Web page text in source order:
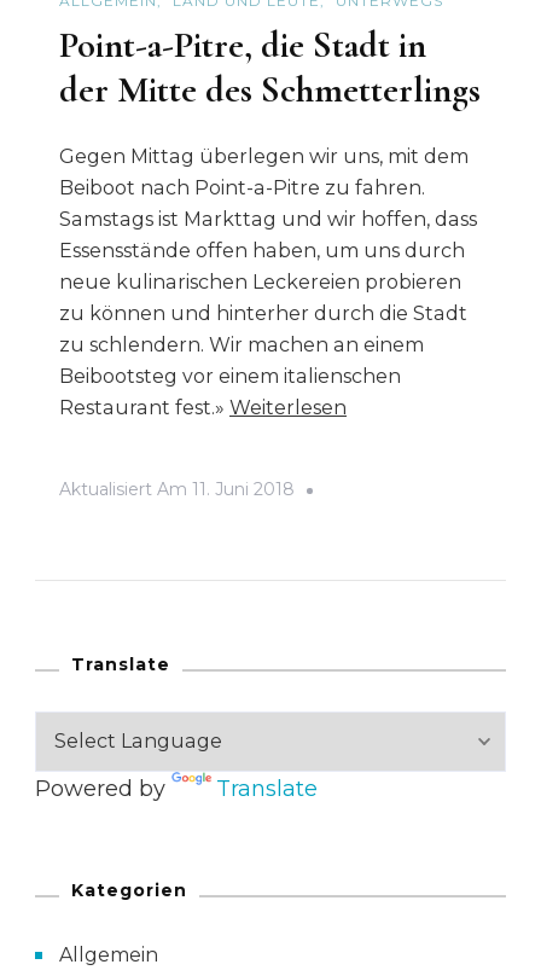
Point-a-Pitre, die Stadt in
der Mitte des Schmetterlings
Gegen Mittag überlegen wir uns, mit dem
Beiboot nach Point-a-Pitre zu fahren.
Samstags ist Markttag und wir hoffen, dass
Essensstände offen haben, um uns durch
neue kulinarischen Leckereien probieren
zu können und hinterher durch die Stadt
zu schlendern. Wir machen an einem
Beibootsteg vor einem italienschen
Restaurant fest.» Weiterlesen
Aktualisiert Am 11. Juni 2018
Translate
Powered by Translate
Kategorien
Allgemein